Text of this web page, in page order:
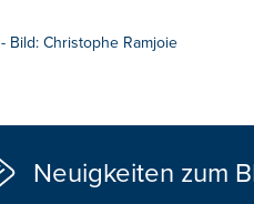
Bild: Christophe Ramjoie
Neuigkeiten zum